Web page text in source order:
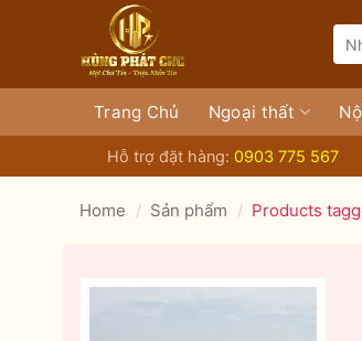
dung
for:
Trang Chủ Ngoại thất
Hỗ trợ đặt hàng: 0903 775 567
Home / Sản phẩm / Products